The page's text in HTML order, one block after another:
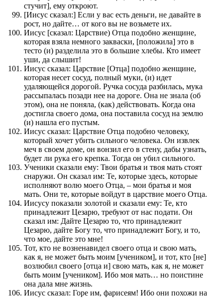
стучит], ему откроют.
[Иисус сказал:] Если у вас есть деньги, не давайте в
рост, но дайте… от кого вы не возьмете их.
Иисус [сказал: Царствие) Отца подобно женщине,
которая взяла немного закваски, [положила] это в
тесто (и) разделила это в большие хлебы. Кто имеет
уши, да слышит!
Иисус сказал: Царствие [Отца] подобно женщине,
которая несет сосуд, полный муки, (и) идет
удаляющейся дорогой. Ручка сосуда разбилась, мука
рассыпалась позади нее на дороге. Она не знала (об
этом), она не поняла, (как) действовать. Когда она
достигла своего дома, она поставила сосуд на землю
(и) нашла его пустым.
Иисус сказал: Царствие Отца подобно человеку,
который хочет убить сильного человека. Он извлек
меч в своем доме, он вонзил его в стену, дабы узнать,
будет ли рука его крепка. Тогда он убил сильного.
Ученики сказали ему: Твои братья и твоя мать стоят
снаружи. Он сказал им: Те, которые здесь, которые
исполняют волю моего Отца, – мои братья и моя
мать. Они те, которые войдут в царствие моего Отца.
Иисусу показали золотой и сказали ему: Те, кто
принадлежит Цезарю, требуют от нас подати. Он
сказал им: Дайте Цезарю то, что принадлежит
Цезарю, дайте Богу то, что принадлежит Богу, и то,
что мое, дайте это мне!
Тот, кто не возненавидел своего отца и свою мать,
как я, не может быть моим [учеником], и тот, кто [не]
возлюбил своего [отца и] свою мать, как я, не может
быть моим [учеником]. Ибо моя мать… но поистине
она дала мне жизнь.
Иисус сказал: Горе им, фарисеям! Ибо они похожи на